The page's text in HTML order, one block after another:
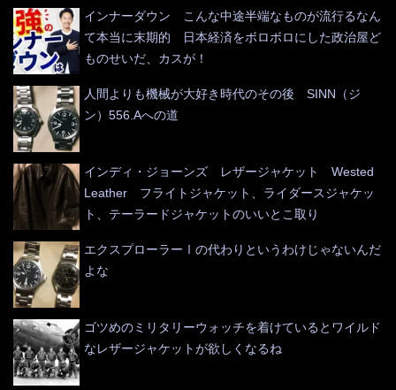
インナーダウン こんな中途半端なものが流行るなん
て本当に末期的 日本経済をボロボロにした政治屋ど
ものせいだ、カスが！
人間よりも機械が大好き時代のその後 SINN（ジ
ン）556.Aへの道
インディ・ジョーンズ レザージャケット Wested
Leather フライトジャケット、ライダースジャケッ
ト、テーラードジャケットのいいとこ取り
エクスプローラーⅠの代わりというわけじゃないんだ
よな
ゴツめのミリタリーウォッチを着けているとワイルド
なレザージャケットが欲しくなるね